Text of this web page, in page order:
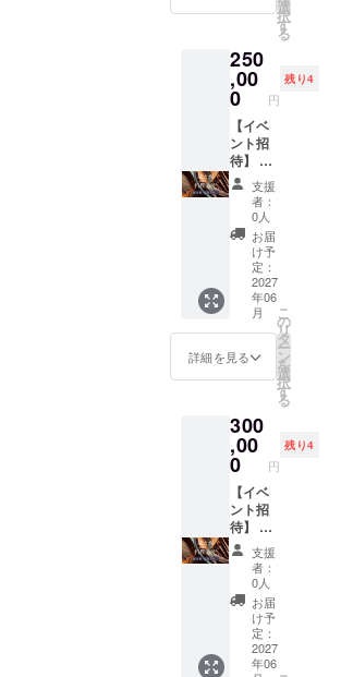
「原材
等の食
品表示
はお届
け商品
のラベ
ルに表
記され
ます。
商品開
封前に
は必ず
お届け
のリ
ターン
に貼付
された
や注意
書きを
い。」
・加工
販売と
流通の
業務資
格およ
び営業
許可取
得済み
おくの
で、ほ
ぼ永年)
・掲載
方法：
店主直
筆の文
字を掲
載しま
す！ ・
支援
時、必
ず備考
欄に希
望され
るお名
前(屋号)
をご記
きま
す。 ・
サイズ
展開：
おまか
せフ
リー展
開 ・カ
ラー展
開：ガ
ンジー/
マーブ
ル/flowe
r of Life
詳細は
追って
お知ら
せしま
験ディ
食） ■
お食事
高知県
産の旬
な食材
をメイ
ンに使
い、 南
インド
料理を
中心の
スパイ
ス料理
を店主
と一緒
にカ
レーを
つくる
体験が
出来ま
単な作
り方で
普段お
家で実
践でき
る方法
や、
オー
ナー
シェフ
が普段
どのよ
うなこ
とを大
切にし
選
択
す
る
250
,00
0 円
残り4
【イベ
ント招
待】 錆
と煤お
料理教
室にご
招待し
ます！
団体様
限定(最
大人数8
名様ま
で) ご不
明な点
ご相談
はご連
さい。
錆と煤
innの宿
泊代込
み 内容
高知の
食材を
使っ
て、皆
さんで
カレー
作りを
しま
す。 そ
の後、
支援
者：
0人
お届
け予
定：
2027
年06
月
詳細を見る
こ
の
リ
タ
ー
ン
を
選
択
す
る
300
,00
0 円
残り4
【イベ
ント招
待】 錆
と煤お
料理教
室にご
招待し
ます！
団体様
限定(最
大人数8
支援
者：
0人
お届
け予
定：
2027
年06